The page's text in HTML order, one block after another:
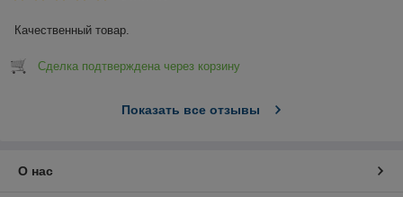
Качественный товар.
Сделка подтверждена через корзину
Показать все отзывы
О нас